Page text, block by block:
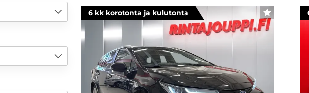
6 kk korotonta ja kulutonta SUOSIKKI